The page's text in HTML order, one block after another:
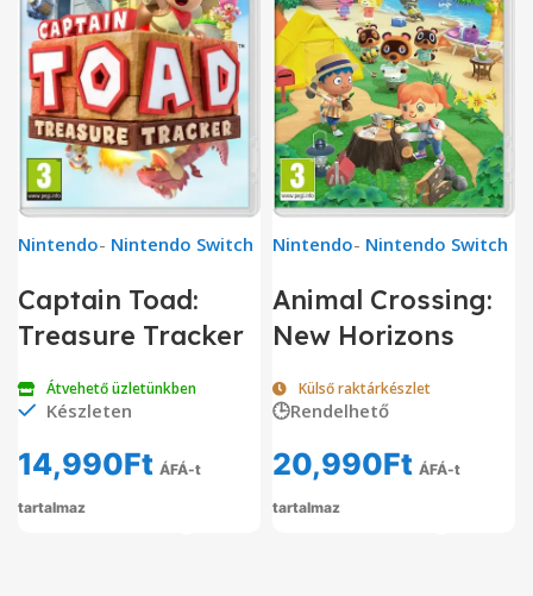
Nintendo- Nintendo Switch
Captain Toad:
Treasure Tracker
Átvehető üzletünkben
Készleten
14,990Ft ÁFÁ-t
tartalmaz
Nintendo- Nintendo Switch
Animal Crossing:
New Horizons
Külső raktárkészlet
🕒Rendelhető
20,990Ft ÁFÁ-t
tartalmaz